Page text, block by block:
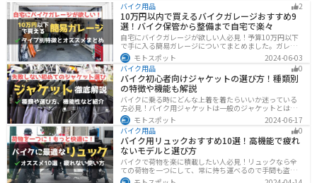
バイク用品 2
10万円以内で買えるバイクガレージおすすめ9
選！バイク保管から整備まで自宅で楽々
自宅にバイクガレージが欲しい人必見！予算10万円以下
で手に入る簡易ガレージについてまとめました。ガレー
ジの種類やメリットデメリットからオススメ商品まで徹
底解説しますので、自宅にセキュリティの高いバイク保
管庫や整備場所が欲しい方は参考にしてください。
モトスポット
2024-06-03
バイク用品
0
バイク初心者向けジャケットの選び方！種類別
の特徴や機能も解説
バイクに乗る時にどんな上着を着たらいいか迷っている
方必見！バイク用ジャケットは一般のジャケットとは違
い、バイク専用に作られています。動きやすさ・快適
さ・機能性・デザイン性など様々なメリットがありま
す。この記事では、ジャケットの種類や選び方など初心
者が知っておくべきことをまとめました。
モトスポット
2024-06-17
バイク用品
0
バイク用リュックおすすめ10選！高機能で疲れ
ないモデルと選び方
バイクで荷物を楽に積載したい人必見！リュックなら全
ての荷物を一つにして、常に持ち運べるので手間も盗ま
れる心配もありません。腰や肩の負担を軽減して通勤通